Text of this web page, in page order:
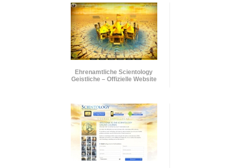
Ehrenamtliche Scientology
Geistliche – Offizielle Website